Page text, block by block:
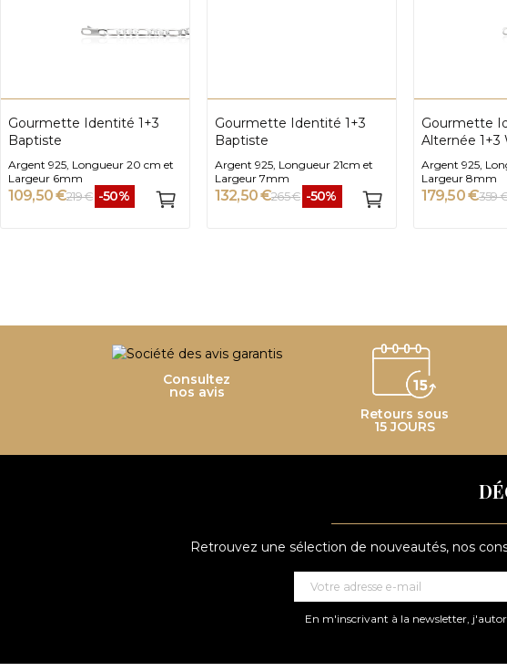
Gourmette Identité 1+3
Baptiste
Argent 925, Longueur 20 cm et
Largeur 6mm
109,50 €219 € -50%
Gourmette Identité 1+3
Baptiste
Argent 925, Longueur 21cm et
Largeur 7mm
132,50 €265 € -50%
Gourmette
Alternée 1+3
Argent 925,
Largeur 8mm
179,50 €359
Consultez
nos avis
Retours sous
15 JOURS
Retrouvez une sélection de nouveautés, nos
En m'inscrivant à la newsletter,